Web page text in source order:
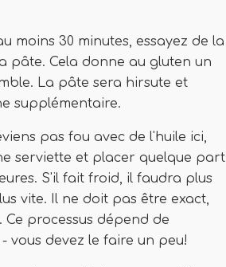
moins 30 minutes, essayez de la
pâte. Cela donne au gluten un
La pâte sera hirsute et
supplémentaire.
pas fou avec de l'huile ici,
serviette et placer quelque part
S'il fait froid, il faudra plus
vite. Il ne doit pas être exact,
Ce processus dépend de
vous devez le faire un peu!